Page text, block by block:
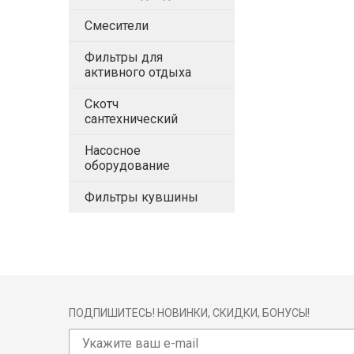
Смесители
Фильтры для
активного отдыха
Скотч
сантехнический
Насосное
оборудование
Фильтры кувшины
ПОДПИШИТЕСЬ! НОВИНКИ, СКИДКИ, БОНУСЫ!